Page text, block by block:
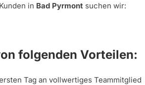
in Bad Pyrmont suchen wir:
folgenden Vorteilen:
Tag an vollwertiges Teammitglied